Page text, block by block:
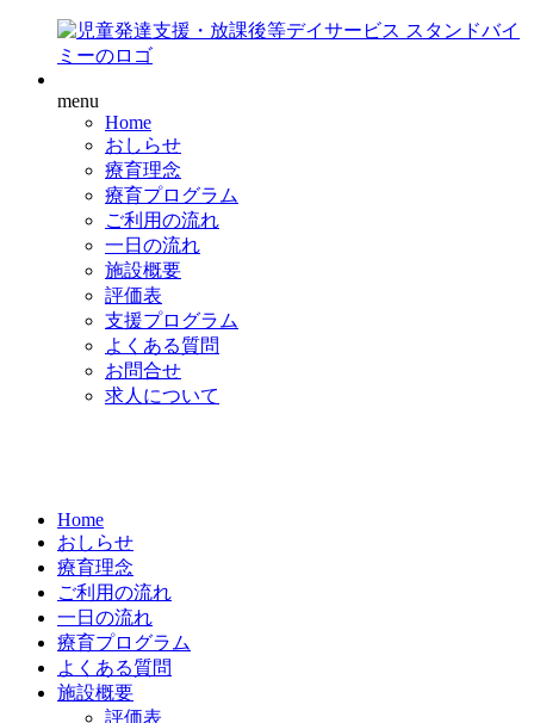
menu
Home
おしらせ
療育理念
療育プログラム
ご利用の流れ
一日の流れ
施設概要
評価表
支援プログラム
よくある質問
お問合せ
求人について
Home
おしらせ
療育理念
ご利用の流れ
一日の流れ
療育プログラム
よくある質問
施設概要
評価表